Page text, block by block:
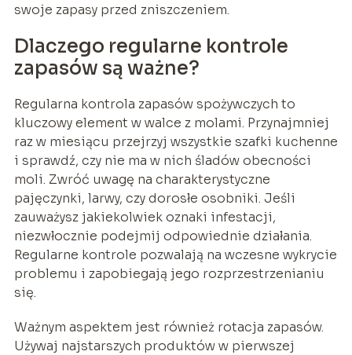
swoje zapasy przed zniszczeniem.
Dlaczego regularne kontrole
zapasów są ważne?
Regularna kontrola zapasów spożywczych to
kluczowy element w walce z molami. Przynajmniej
raz w miesiącu przejrzyj wszystkie szafki kuchenne
i sprawdź, czy nie ma w nich śladów obecności
moli. Zwróć uwagę na charakterystyczne
pajęczynki, larwy, czy dorosłe osobniki. Jeśli
zauważysz jakiekolwiek oznaki infestacji,
niezwłocznie podejmij odpowiednie działania.
Regularne kontrole pozwalają na wczesne wykrycie
problemu i zapobiegają jego rozprzestrzenianiu
się.
Ważnym aspektem jest również rotacja zapasów.
Używaj najstarszych produktów w pierwszej